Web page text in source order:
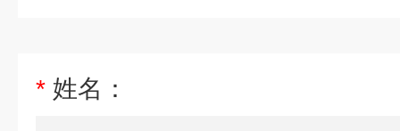
* 姓名：